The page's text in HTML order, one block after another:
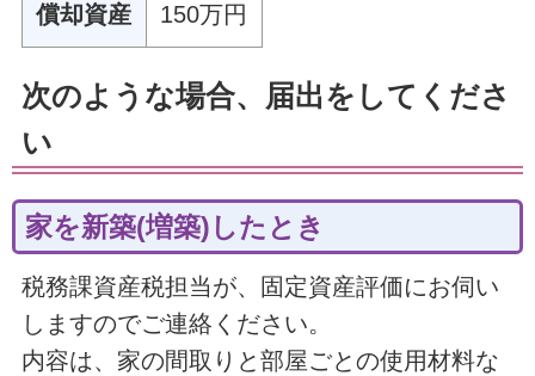
償却資産 150万円
次のような場合、届出をしてくださ
い
家を新築(増築)したとき
税務課資産税担当が、固定資産評価にお伺い
しますのでご連絡ください。
内容は、家の間取りと部屋ごとの使用材料な